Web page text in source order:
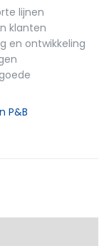
lijnen
klanten
en ontwikkeling
P&B